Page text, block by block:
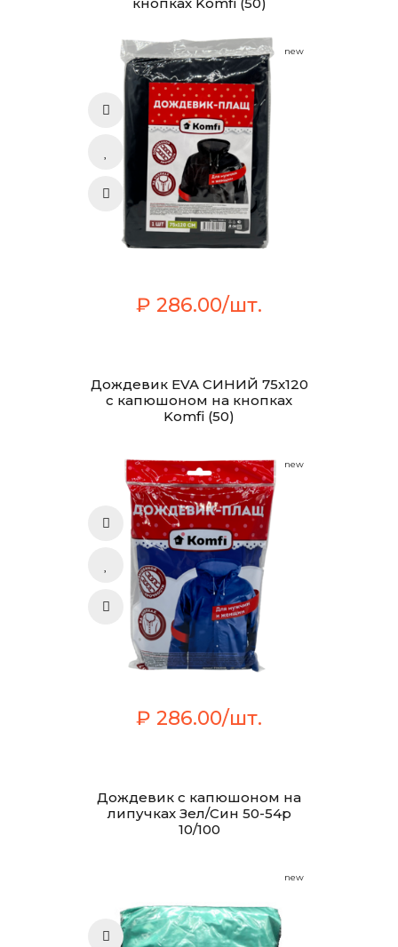
new
₽ 286.00/шт.
Дождевик EVA СИНИЙ 75х120
с капюшоном на кнопках
Komfi (50)
new
₽ 286.00/шт.
Дождевик с капюшоном на
липучках Зел/Син 50-54р
10/100
new